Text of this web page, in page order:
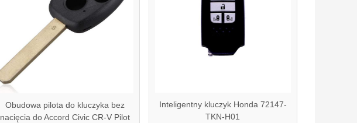
Obudowa pilota do kluczyka bez
nacięcia do Accord Civic CR-V Pilot
Inteligentny kluczyk Honda 72147-
TKN-H01